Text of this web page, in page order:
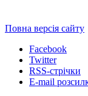
Повна версія сайту
Facebook
Twitter
RSS-стрічки
E-mail